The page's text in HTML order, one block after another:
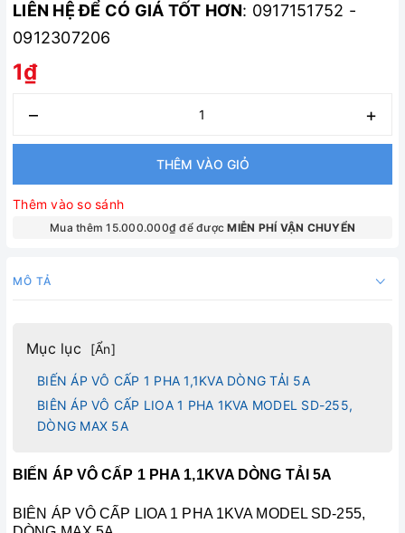
LIÊN HỆ ĐỂ CÓ GIÁ TỐT HƠN: 0917151752 -
0912307206
1₫
– +
THÊM VÀO GIỎ
Thêm vào so sánh
Mua thêm 15.000.000₫ để đượcMIỄN PHÍ VẬN CHUYỂN
MÔ TẢ
Mục lục [Ẩn]
BIẾN ÁP VÔ CẤP 1 PHA 1,1KVA DÒNG TẢI 5A
BIÊN ÁP VÔ CẤP LIOA 1 PHA 1KVA MODEL SD-255,
DÒNG MAX 5A
BIẾN ÁP VÔ CẤP 1 PHA 1,1KVA DÒNG TẢI 5A
BIÊN ÁP VÔ CẤP LIOA 1 PHA 1KVA MODEL SD-255,